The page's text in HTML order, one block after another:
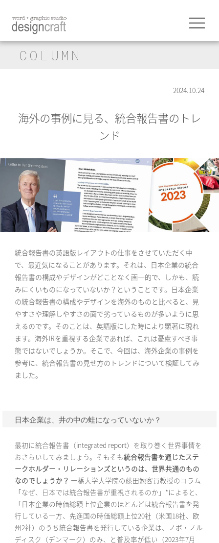
COLUMN
2024.10.24
海外の事例に見る、統合報告書のトレ
ンド
統合報告書の英語版レイアウトの仕事をさせていただく中
で、最近気になることがあります。それは、日本企業の統合
報告書の構成やデザインがどことなく画一的で、しかも、読
みにくいものになっていないか？ということです。日本企業
の統合報告書の構成やデザインを海外のものと比べると、見
やすさや理解しやすさの面で劣っているものが多いように思
えるのです。そのことは、英語版にした時により顕著に現れ
ます。海外IRを重視する企業であれば、これは憂慮すべき事
態ではないでしょうか。そこで、今回は、海外企業の事例を
参考に、統合報告書の見せ方のトレンドについて検証してみ
ました。
日本企業は、井の中の蛙になっていないか？
最初に統合報告書（integrated report）を取り巻く世界事情を
おさらいしてみましょう。そもそも統合報告書を通じたステ
ークホルダー・リレーションズというのは、世界共通のもの
なのでしょうか？ 一橋大学大学院の藤田勉客員教授のコラム
「なぜ、日本では統合報告書が重視されるのか」*によると、
「日本企業の時価総額上位企業のほとんどは統合報告書を発
行している一方、先進国の時価総額上位20社（米国18社、欧
州2社）のうち統合報告書を発行している企業は、ノボ・ノル
ディスク（デンマーク）のみ、と普及率が低い（2023年7月